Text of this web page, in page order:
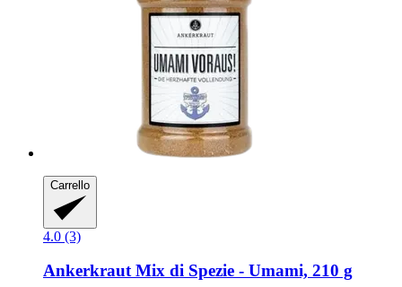
Carrello
4.0 (3)
AnkerkrautMix di Spezie -​ Umami, 210 g